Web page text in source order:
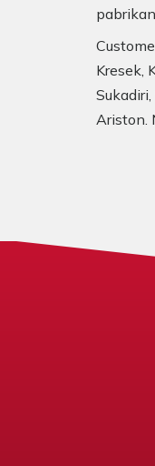
Kresek,
Ariston.